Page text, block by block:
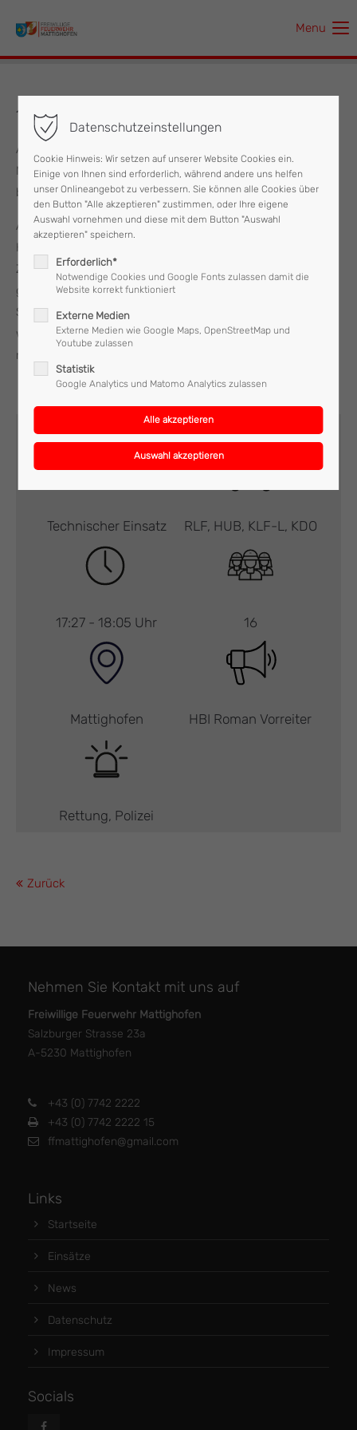
Der Eintrag "offcanvas-col1" existiert leider nicht.
Der Eintrag "offcanvas-col3" existiert leider nicht.
Der Eintrag "offcanvas-col4" existiert leider nicht.
Menu
11.03.2021 Türöffnung
Am Donnerstag, dem 11. März wurde die Feuerwehr
Mattighofen um 17:28 Uhr von der Polizei zur Unterstützung
bei einer Türöffnung alarmiert.
Am Einsatzort angekommen entschied man sich das
Hubrettungsgerät in Stellung zu bringen und sich einen
Zugang zur Wohnung im zweiten Obergeschoss durch das
geöffnete Dachfenster zu machen.
Somit war dieser Einsatz für die Feuerwehr Mattighofen,
welche mit 16 Mann und vier Fahrzeugen im Einsatz stand
nach 30 Minuten wieder beendet.
Technischer Einsatz RLF, HUB, KLF-L, KDO
17:27 - 18:05 Uhr 16
Mattighofen HBI Roman Vorreiter
Rettung, Polizei
Zurück
Nehmen Sie Kontakt mit uns auf
Freiwillige Feuerwehr Mattighofen
Salzburger Strasse 23a
A-5230 Mattighofen
+43 (0) 7742 2222
+43 (0) 7742 2222 15
ffmattighofen@gmail.com
Links
Startseite
Einsätze
News
Datenschutz
Impressum
Socials
Datenschutzeinstellungen
Cookie Hinweis: Wir setzen auf unserer Website Cookies ein.
Einige von Ihnen sind erforderlich, während andere uns helfen
unser Onlineangebot zu verbessern. Sie können alle Cookies über
den Button "Alle akzeptieren" zustimmen, oder Ihre eigene
Auswahl vornehmen und diese mit dem Button "Auswahl
akzeptieren" speichern.
Erforderlich*
Notwendige Cookies und Google Fonts zulassen damit die
Website korrekt funktioniert
Externe Medien
Externe Medien wie Google Maps, OpenStreetMap und
Youtube zulassen
Statistik
Google Analytics und Matomo Analytics zulassen